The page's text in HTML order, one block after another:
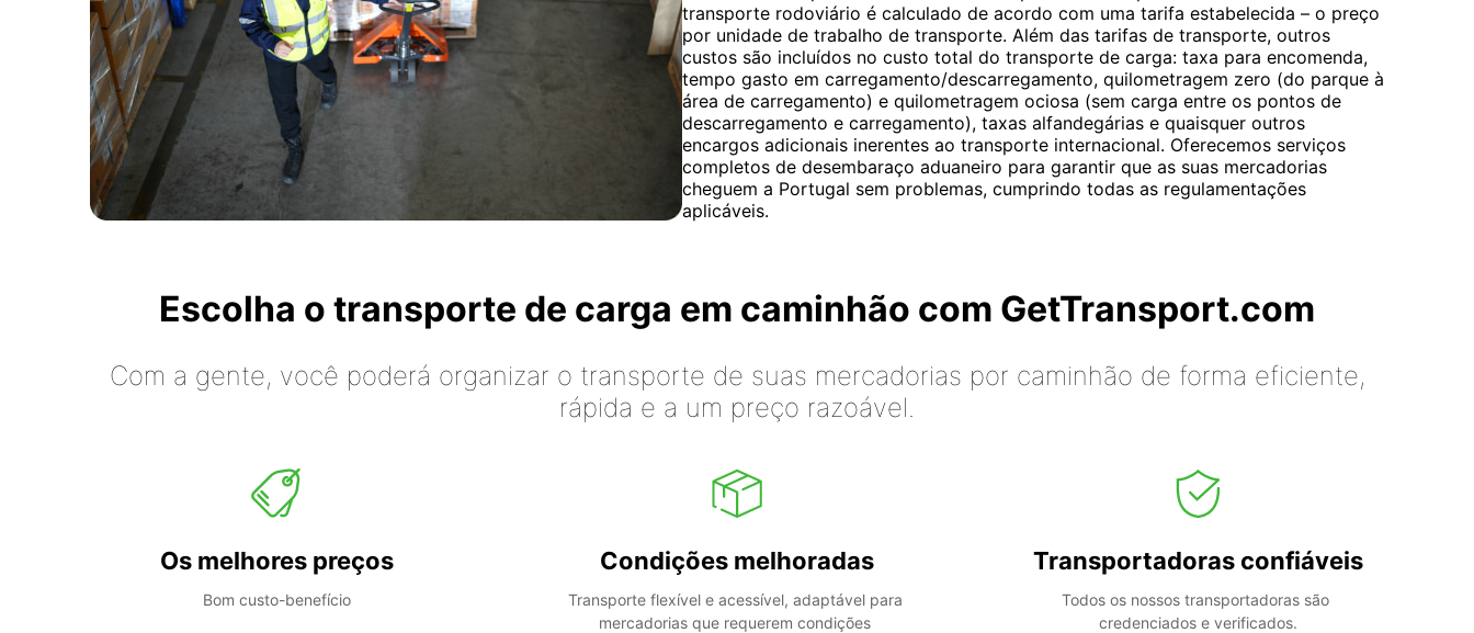
transporte rodoviário é calculado de acordo com uma tarifa estabelecida – o preço
por unidade de trabalho de transporte. Além das tarifas de transporte, outros
custos são incluídos no custo total do transporte de carga: taxa para encomenda,
tempo gasto em carregamento/descarregamento, quilometragem zero (do parque à
área de carregamento) e quilometragem ociosa (sem carga entre os pontos de
descarregamento e carregamento), taxas alfandegárias e quaisquer outros
encargos adicionais inerentes ao transporte internacional. Oferecemos serviços
completos de desembaraço aduaneiro para garantir que as suas mercadorias
cheguem a Portugal sem problemas, cumprindo todas as regulamentações
aplicáveis.
Escolha o transporte de carga em caminhão com GetTransport.com
Com a gente, você poderá organizar o transporte de suas mercadorias por caminhão de forma eficiente,
rápida e a um preço razoável.
Os melhores preços
Bom custo-benefício
Condições melhoradas
Transporte flexível e acessível, adaptável para
mercadorias que requerem condições
Transportadoras confiáveis
Todos os nossos transportadoras são
credenciados e verificados.